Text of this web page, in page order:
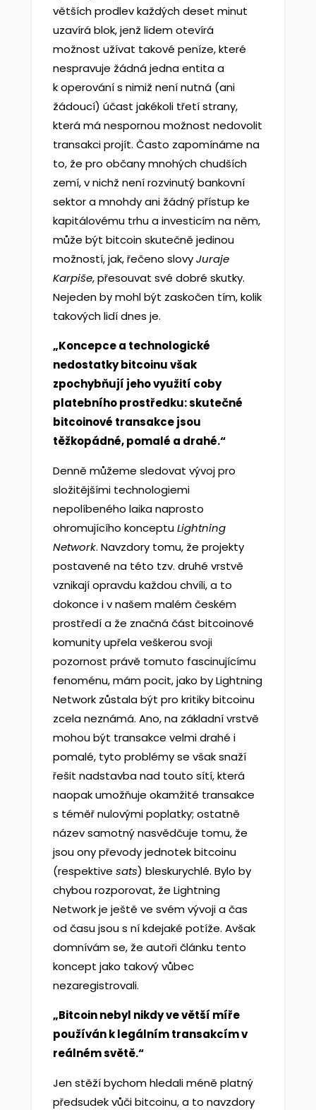
větších prodlev každých deset minut
uzavírá blok, jenž lidem otevírá
možnost užívat takové peníze, které
nespravuje žádná jedna entita a
k operování s nimiž není nutná (ani
žádoucí) účast jakékoli třetí strany,
která má nespornou možnost nedovolit
transakci projít. Často zapomínáme na
to, že pro občany mnohých chudších
zemí, v nichž není rozvinutý bankovní
sektor a mnohdy ani žádný přístup ke
kapitálovému trhu a investicím na něm,
může být bitcoin skutečně jedinou
možností, jak, řečeno slovyJuraje
Karpiše, přesouvat své dobré skutky.
Nejeden by mohl být zaskočen tím, kolik
takových lidí dnes je.
„Koncepce a technologické
nedostatky bitcoinu však
zpochybňují jeho využití coby
platebního prostředku: skutečné
bitcoinové transakce jsou
těžkopádné, pomalé a drahé.“
Denně můžeme sledovat vývoj pro
složitějšími technologiemi
nepolíbeného laika naprosto
ohromujícího konceptuLightning
Network. Navzdory tomu, že projekty
postavené na této tzv. druhé vrstvě
vznikají opravdu každou chvíli, a to
dokonce i v našem malém českém
prostředí a že značná část bitcoinové
komunity upřela veškerou svoji
pozornost právě tomuto fascinujícímu
fenoménu, mám pocit, jako by Lightning
Network zůstala být pro kritiky bitcoinu
zcela neznámá. Ano, na základní vrstvě
mohou být transakce velmi drahé i
pomalé, tyto problémy se však snaží
řešit nadstavba nad touto sítí, která
naopak umožňuje okamžité transakce
s téměř nulovými poplatky; ostatně
název samotný nasvědčuje tomu, že
jsou ony převody jednotek bitcoinu
(respektive sats) bleskurychlé. Bylo by
chybou rozporovat, že Lightning
Network je ještě ve svém vývoji a čas
od času jsou s ní kdejaké potíže. Avšak
domnívám se, že autoři článku tento
koncept jako takový vůbec
nezaregistrovali.
„Bitcoin nebyl nikdy ve větší míře
používán k legálním transakcím v
reálném světě.“
Jen stěží bychom hledali méně platný
předsudek vůči bitcoinu, a to navzdory